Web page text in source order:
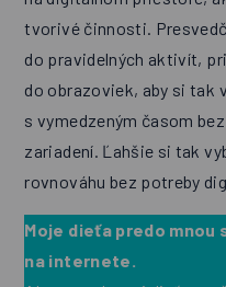
tvorivé činnosti.
do pravidelných aktivít,
do obrazoviek, aby si tak
s vymedzeným časom
zariadení. Ľahšie si tak
rovnováhu bez potreby
Moje dieťa predo mnou
na internete.